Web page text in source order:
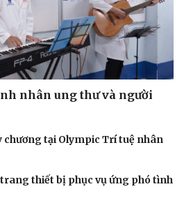
Thời trang
Sao Việt
nhân ung thư và người
chương tại Olympic Trí tuệ nhân
thiết bị phục vụ ứng phó tình